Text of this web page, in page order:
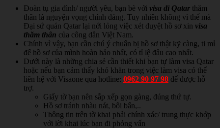
Đoàn tụ gia đình/ người yêu, bạn bè với visa đi Qatar thăm
thân là nguyện vọng chính đáng. Tuy nhiên không vì thế mà
Đại sứ quán Qatar lại nới lỏng việc xét duyệt hồ sơ xin visa
thăm thân của công dân Việt Nam.
Chính vì vậy, bạn cần chú ý chuẩn bị hồ sơ thật kỹ càng, ti mỉ
để hồ sơ của mình hoàn hảo nhất, có tỉ lệ đâu cao nhất.
Dưới này là những chia sẻ cần thiết khi bạn tự làm visa Qatar
hoặc nếu bạn cảm thấy khó khăn trong việc làm visa có thể
liên hệ với Visaone qua hotline: 0962 90 97 98 để được hỗ
trợ.
Giấy tờ bạn nên sắp xếp gọn gàng, đúng thứ tự.
Hồ sơ tránh nhàu nát, bôi bẩn,..
Thông tin trên tờ khai phải chính xác/ trung thực khớp
với lời khai lúc bạn đi phỏng vấn